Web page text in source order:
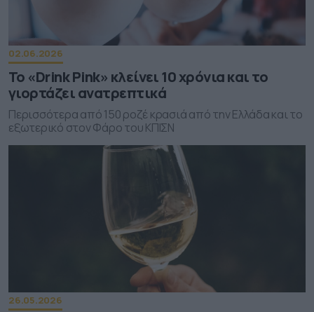
02.06.2026
Το «Drink Pink» κλείνει 10 χρόνια και το
γιορτάζει ανατρεπτικά
Περισσότερα από 150 ροζέ κρασιά από την Ελλάδα και το
εξωτερικό στον Φάρο του ΚΠΙΣΝ
26.05.2026